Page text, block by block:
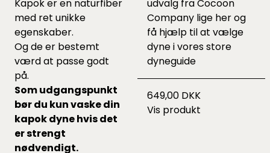
Kapok er en naturfiber
med ret unikke
egenskaber.
Og de er bestemt
værd at passe godt
på.
Som udgangspunkt
bør du kun vaske din
kapok dyne hvis det
er strengt
nødvendigt.
udvalg fra Cocoon
Company lige herog
få hjælp til at vælge
dyne i voresstore
dyneguide
649,00 DKK
Vis produkt